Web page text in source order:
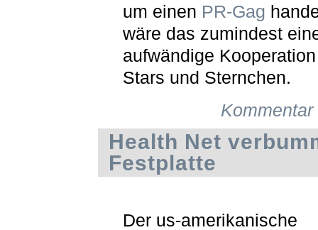
um einen PR-Gag
wäre das zumindest
aufwändige
Stars und Sternchen.
Health Net
Festplatte
Der us-amerikanische